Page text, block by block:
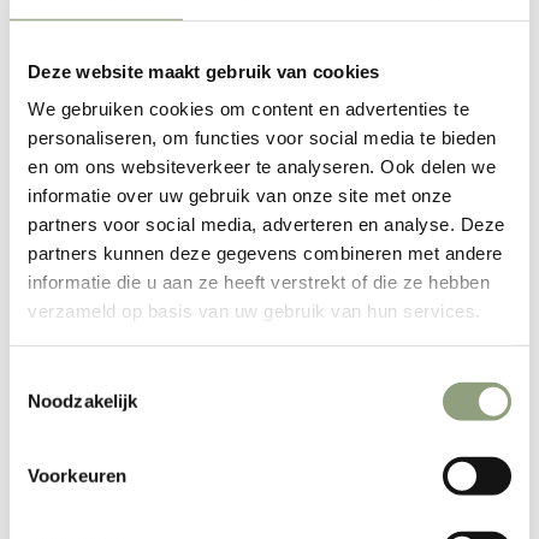
Deze website maakt gebruik van cookies
We gebruiken cookies om content en advertenties te
personaliseren, om functies voor social media te bieden
en om ons websiteverkeer te analyseren. Ook delen we
informatie over uw gebruik van onze site met onze
partners voor social media, adverteren en analyse. Deze
partners kunnen deze gegevens combineren met andere
informatie die u aan ze heeft verstrekt of die ze hebben
verzameld op basis van uw gebruik van hun services.
Noodzakelijk
Voorkeuren
Maat
38cm
48cm
56cm
UITVERKOCHT
Deze stevige vuurschaal - grillplaat, kan gebruikt worden om
houtvuur te stoken.
De unieke eigenschappen van het staal creëren meer hitte in
het centrale deel van de plaat, dus minder heet aan de
randen. Hierdoor kun je in het midden baken en daarna de